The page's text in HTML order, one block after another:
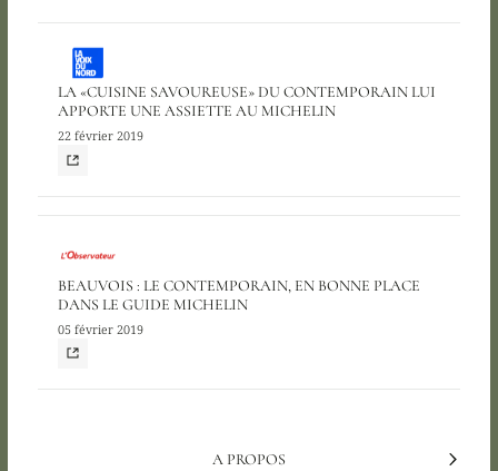
LA «CUISINE SAVOUREUSE» DU CONTEMPORAIN LUI
APPORTE UNE ASSIETTE AU MICHELIN
22 février 2019
BEAUVOIS : LE CONTEMPORAIN, EN BONNE PLACE
DANS LE GUIDE MICHELIN
05 février 2019
A PROPOS